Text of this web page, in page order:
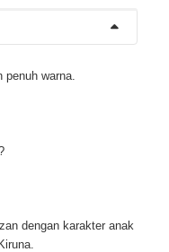
penuh warna.
dengan karakter anak